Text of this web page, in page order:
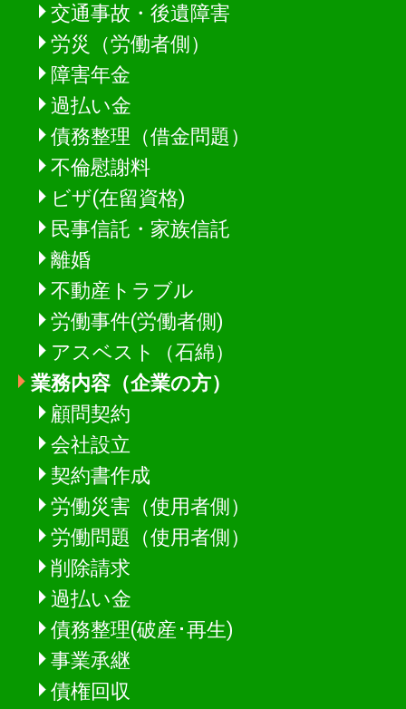
交通事故・後遺障害
労災（労働者側）
障害年金
過払い金
債務整理（借金問題）
不倫慰謝料
ビザ(在留資格)
民事信託・家族信託
離婚
不動産トラブル
労働事件(労働者側)
アスベスト（石綿）
業務内容（企業の方）
顧問契約
会社設立
契約書作成
労働災害（使用者側）
労働問題（使用者側）
削除請求
過払い金
債務整理(破産･再生)
事業承継
債権回収